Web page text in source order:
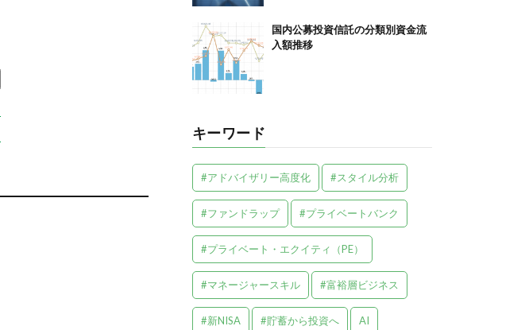
国内公募投資信託の分類別資金流
入額推移
キーワード
#アドバイザリー高度化 #スタイル分析
#ファンドラップ #プライベートバンク
#プライベート・エクイティ（PE）
#マネージャースキル #富裕層ビジネス
#新NISA #貯蓄から投資へ AI